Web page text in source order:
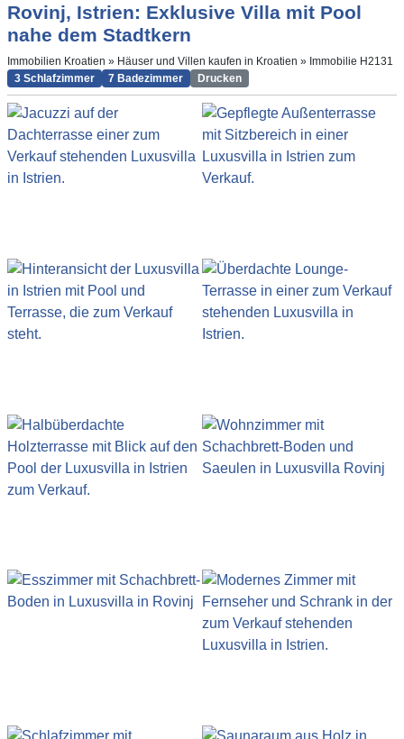
Rovinj, Istrien: Exklusive Villa mit Pool
nahe dem Stadtkern
Immobilien Kroatien » Häuser und Villen kaufen in Kroatien » Immobilie H2131
3 Schlafzimmer
7 Badezimmer Drucken